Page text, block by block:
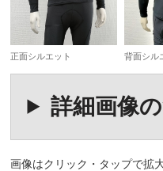
正面シルエット 背面シル
詳細画像
画像はクリック・タップで拡